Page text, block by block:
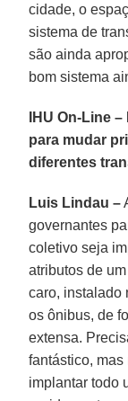
cidade, o
sistema de
são ainda
bom sistema
IHU On-Line
para mudar
diferentes
Luis Lindau –
governantes
coletivo seja
atributos de
caro, instalado
os ônibus, de
extensa.
fantástico,
implantar todo